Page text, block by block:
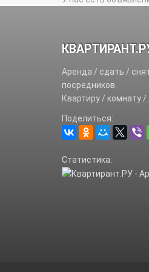
Аренда / сдать /
посредников.
Квартиру / комнату
Поделиться:
Статистика: